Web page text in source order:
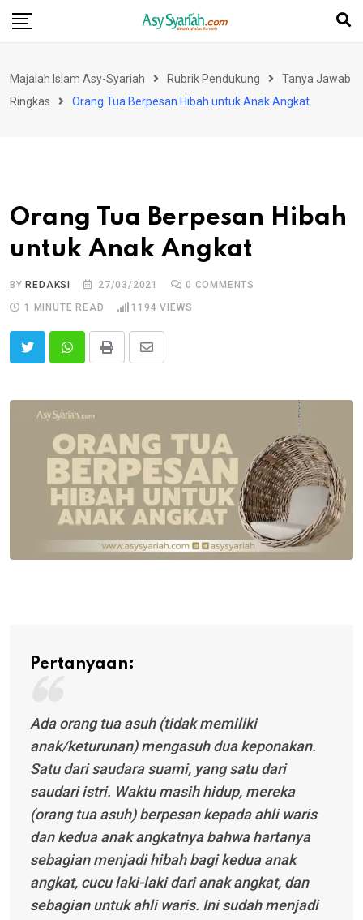
Skip
Majalah Islam Asy-Syariah Rubrik Pendukung
Tanya Jawab
Ringkas
Orang Tua Berpesan Hibah untuk Anak Angkat
Orang Tua Berpesan Hibah
untuk Anak Angkat
BYREDAKSI 27/03/2021 0 COMMENTS
1 MINUTE READ
1194 VIEWS
Print
Share
Email
Pertanyaan:
Ada orang tua asuh (tidak memiliki
anak/keturunan) mengasuh dua keponakan.
Satu dari saudara suami, yang satu dari
saudari istri. Waktu masih hidup, mereka
(orang tua asuh) berpesan kepada ahli waris
dan kedua anak angkatnya bahwa hartanya
sebagian menjadi hibah bagi kedua anak
angkat, cucu laki-laki dari anak angkat, dan
sebagian untuk ahli waris. Ini sudah menjadi